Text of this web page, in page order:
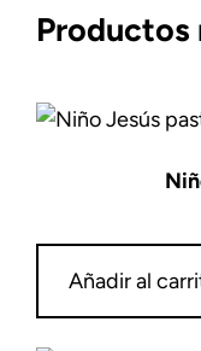
Productos
Añadir al